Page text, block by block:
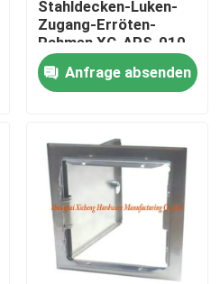
Stahldecken-Luken-
Zugang-Erröten-
Rahmen XC-APS-010
Anfrage absenden